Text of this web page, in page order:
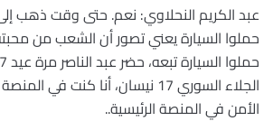
عبد الكريم النحلاوي: نعم. حتى وقت ذهب
حملوا السيارة يعني تصور أن الشعب من
الجلاء السوري 17 نيسان، أنا كنت
الأمن في المنصة الرئيسية..